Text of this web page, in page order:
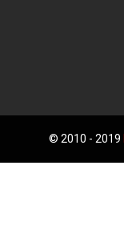
© 2010 - 2019